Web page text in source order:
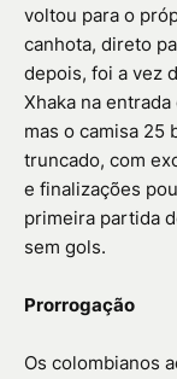
voltou para o
canhota, direto
depois, foi a vez
Xhaka na
mas o camisa 25
truncado, com
e finalizações
primeira partida
sem gols.
Prorrogação
Os colombianos